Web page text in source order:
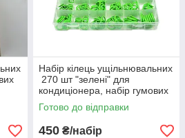
Набір кілець ущільнювальних
270 шт "зелені" для
кондиціонера, набір гумових
сальників VVS
Готово до відправки
450 ₴/набір